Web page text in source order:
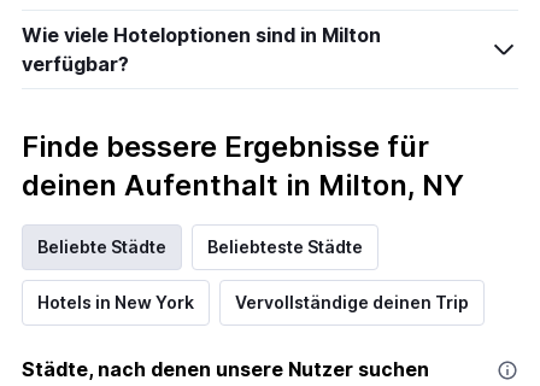
Wie viele Hoteloptionen sind in Milton
verfügbar?
Finde bessere Ergebnisse für
deinen Aufenthalt in Milton, NY
Beliebte Städte Beliebteste Städte
Hotels in New York Vervollständige deinen Trip
Städte, nach denen unsere Nutzer suchen